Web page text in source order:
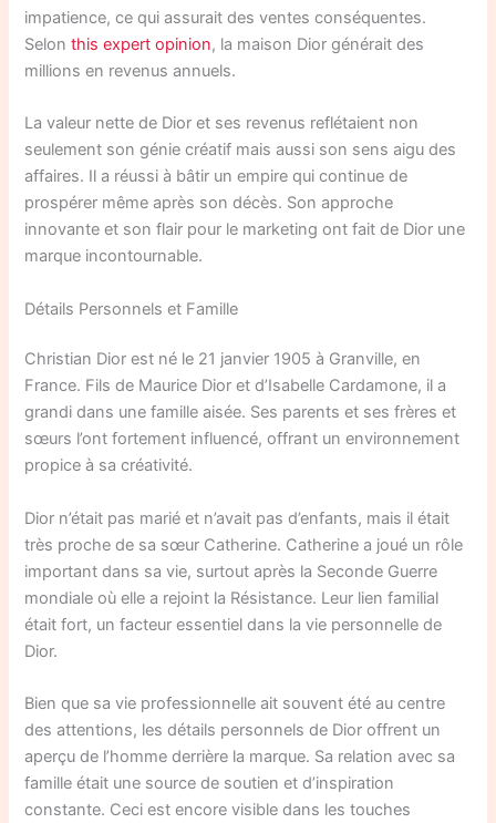
impatience, ce qui assurait des ventes conséquentes.
Selonthis expert opinion, la maison Dior générait des
millions en revenus annuels.
La valeur nette de Dior et ses revenus reflétaient non
seulement son génie créatif mais aussi son sens aigu des
affaires. Il a réussi à bâtir un empire qui continue de
prospérer même après son décès. Son approche
innovante et son flair pour le marketing ont fait de Dior une
marque incontournable.
Détails Personnels et Famille
Christian Dior est né le 21 janvier 1905 à Granville, en
France. Fils de Maurice Dior et d’Isabelle Cardamone, il a
grandi dans une famille aisée. Ses parents et ses frères et
sœurs l’ont fortement influencé, offrant un environnement
propice à sa créativité.
Dior n’était pas marié et n’avait pas d’enfants, mais il était
très proche de sa sœur Catherine. Catherine a joué un rôle
important dans sa vie, surtout après la Seconde Guerre
mondiale où elle a rejoint la Résistance. Leur lien familial
était fort, un facteur essentiel dans la vie personnelle de
Dior.
Bien que sa vie professionnelle ait souvent été au centre
des attentions, les détails personnels de Dior offrent un
aperçu de l’homme derrière la marque. Sa relation avec sa
famille était une source de soutien et d’inspiration
constante. Ceci est encore visible dans les touches